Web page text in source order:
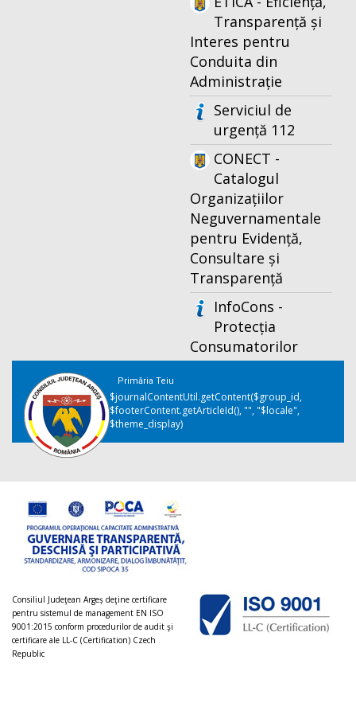
Transparență și
Interes pentru
Conduita din
Administrație
Serviciul de
urgență 112
CONECT -
Catalogul
Organizațiilor
Neguvernamentale
pentru Evidență,
Consultare și
Transparență
InfoCons -
Protecția
Consumatorilor
Primăria Teiu
$journalContentUtil.getContent($group_id,
$footerContent.getArticleId(), "", "$locale",
$theme_display)
Consiliul Judeţean Argeș deţine certificare
pentru sistemul de management EN ISO
9001:2015 conform procedurilor de audit şi
certificare ale LL-C (Certification) Czech
Republic